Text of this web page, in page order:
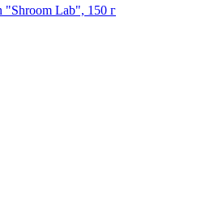
"Shroom Lab", 150 г